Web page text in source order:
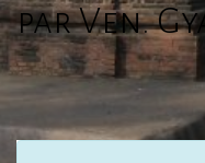
par Ven.